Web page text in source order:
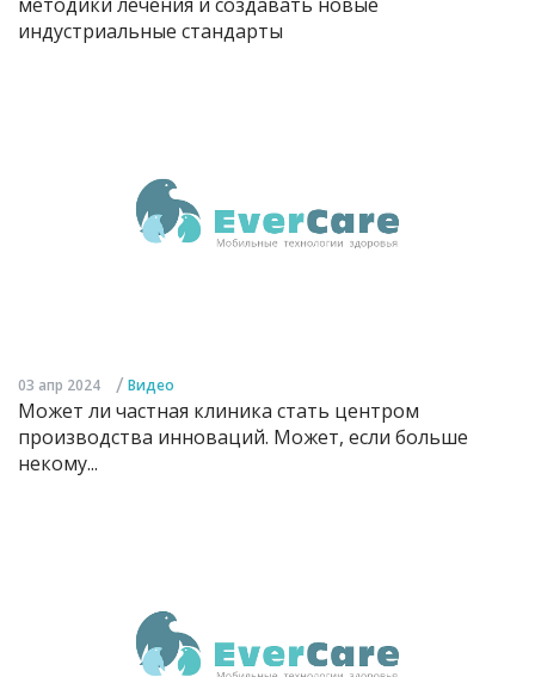
индустриальные стандарты
03 апр 2024 / Видео
Может ли частная клиника стать центром
производства инноваций. Может, если больше
некому...